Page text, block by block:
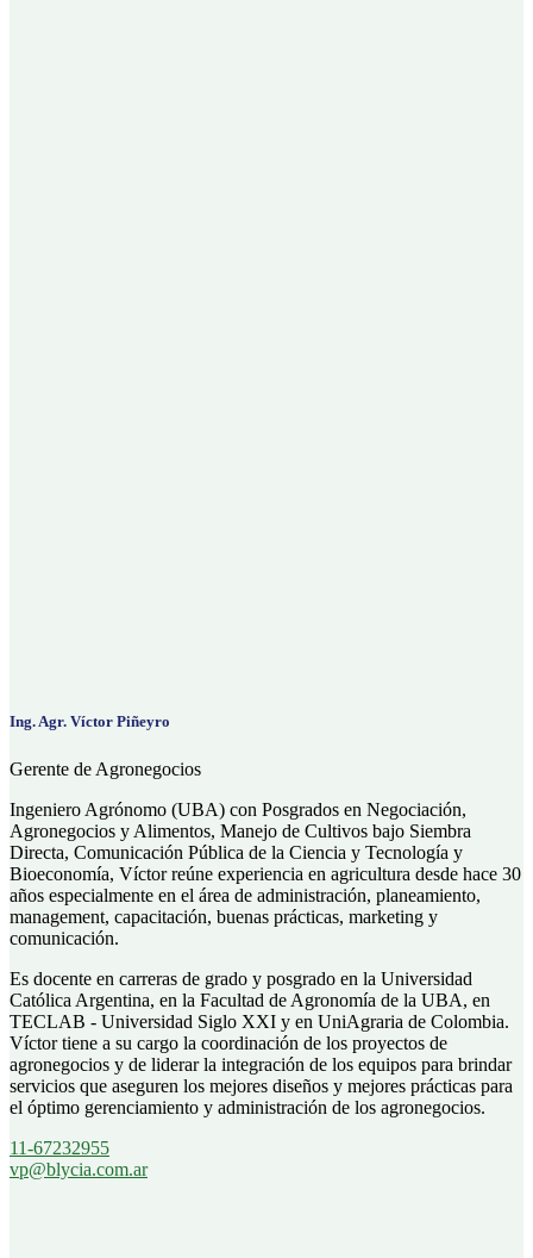
Ing. Agr. Víctor Piñeyro
Gerente de Agronegocios
Ingeniero Agrónomo (UBA) con Posgrados en Negociación,
Agronegocios y Alimentos, Manejo de Cultivos bajo Siembra
Directa, Comunicación Pública de la Ciencia y Tecnología y
Bioeconomía, Víctor reúne experiencia en agricultura desde hace 30
años especialmente en el área de administración, planeamiento,
management, capacitación, buenas prácticas, marketing y
comunicación.
Es docente en carreras de grado y posgrado en la Universidad
Católica Argentina, en la Facultad de Agronomía de la UBA, en
TECLAB - Universidad Siglo XXI y en UniAgraria de Colombia.
Víctor tiene a su cargo la coordinación de los proyectos de
agronegocios y de liderar la integración de los equipos para brindar
servicios que aseguren los mejores diseños y mejores prácticas para
el óptimo gerenciamiento y administración de los agronegocios.
11-67232955
vp@blycia.com.ar